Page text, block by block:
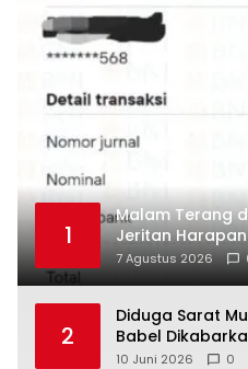
1
Malam Terang
Jeritan Harapan
Tengah untuk
7 Agustus 2026
2
‎Diduga Sarat
Babel
10 Juni 2026 0